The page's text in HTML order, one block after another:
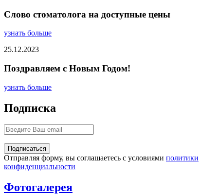
Слово стоматолога на доступные цены
узнать больше
25.12.2023
Поздравляем с Новым Годом!
узнать больше
Подписка
Отправляя форму, вы соглашаетесь с условиями политики
конфиденциальности
Фотогалерея